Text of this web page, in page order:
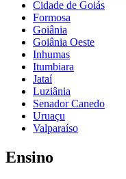
Cidade de Goiás
Formosa
Goiânia
Goiânia Oeste
Inhumas
Itumbiara
Jataí
Luziânia
Senador Canedo
Uruaçu
Valparaíso
Ensino